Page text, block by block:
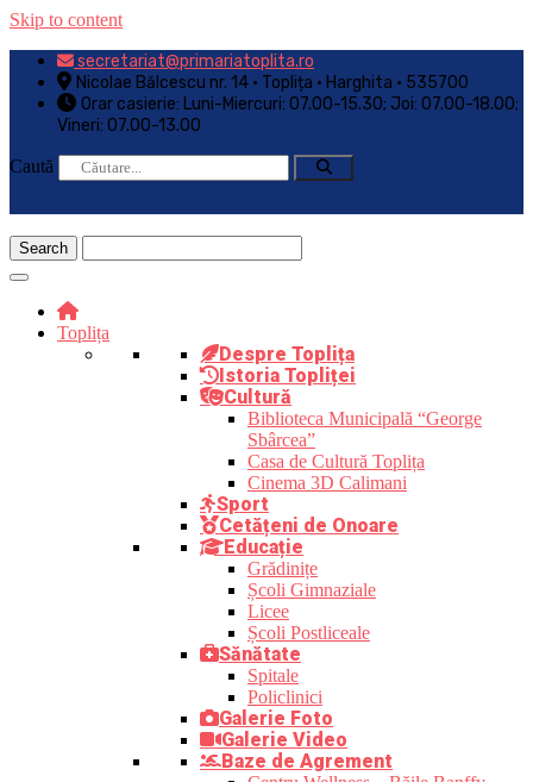
Skip to content
secretariat@primariatoplita.ro
Nicolae Bălcescu nr. 14 • Toplița • Harghita • 535700
Orar casierie: Luni-Miercuri: 07.00-15.30; Joi: 07.00-18.00;
Vineri: 07.00-13.00
Caută
Toplița
Despre Toplița
Istoria Topliței
Cultură
Biblioteca Municipală “George
Sbârcea”
Casa de Cultură Toplița
Cinema 3D Calimani
Sport
Cetățeni de Onoare
Educație
Grădinițe
Școli Gimnaziale
Licee
Școli Postliceale
Sănătate
Spitale
Policlinici
Galerie Foto
Galerie Video
Baze de Agrement